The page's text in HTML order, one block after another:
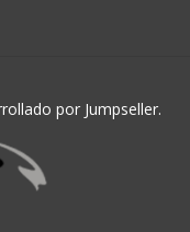
por Jumpseller.